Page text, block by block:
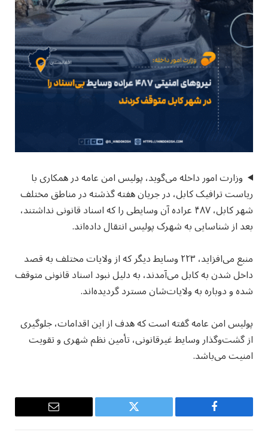
وزارت امور داخله می‌گوید، پولیس امن عامه در همکاری با
ریاست ترافیک کابل، در جریان هفته گذشته در مناطق مختلف
شهر کابل، ۴۸۷ عراده آن وسایطی را که اسناد قانونی نداشتند،
بعد از شناسایی به شهرک پولیس انتقال داده‌اند.
منبع می‌افزاید، ۲۲۳ وسایط دیگر که از ولایات مختلف به قصد
داخل شدن به کابل می‌آمدند، به دلیل نبود اسناد قانونی متوقف
شده و دوباره به ولایات‌شان مسترد گردیده‌اند.
پولیس امن عامه گفته است که هدف از این اقدامات، جلوگیری
از گشت‌و‌گذار وسایط غیرقانونی، تأمین نظم شهری و تقویت
امنیت می‌باشد.
Facebook
Twitter
Email